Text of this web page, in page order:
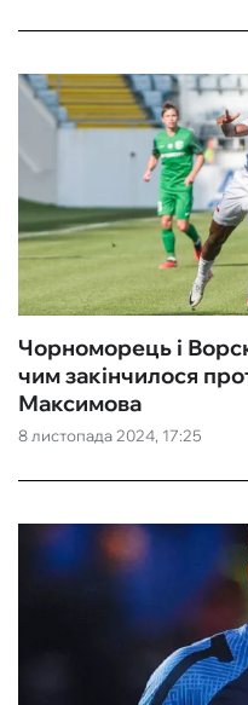
8 листопада 2024, 17:25
Чорноморець і
чим закінчилося
Максимова